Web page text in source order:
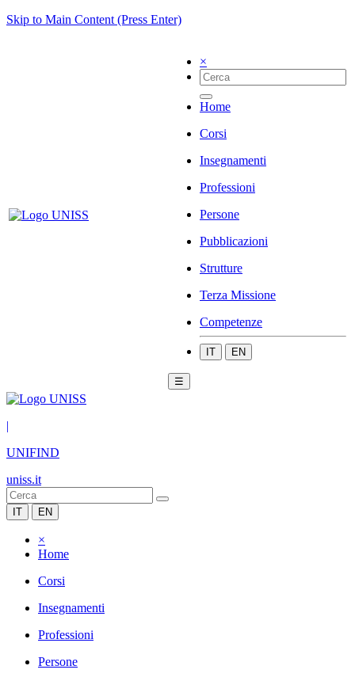
Skip to Main Content (Press Enter)
×
Home
Corsi
Insegnamenti
Professioni
Persone
Pubblicazioni
Strutture
Terza Missione
Competenze
IT EN
☰
|
UNIFIND
uniss.it
IT EN
×
Home
Corsi
Insegnamenti
Professioni
Persone